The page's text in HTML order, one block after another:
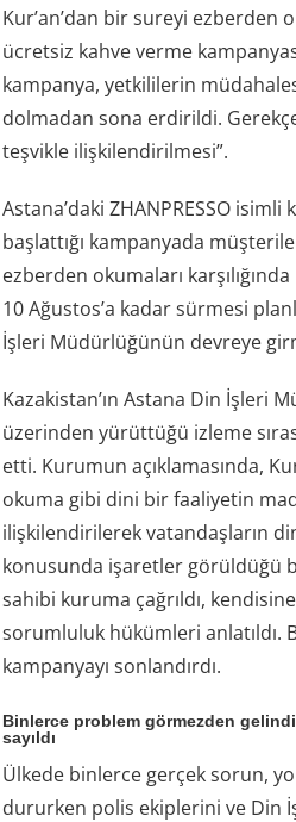
Kur’an’dan bir sureyi ezberden
ücretsiz kahve verme
kampanya, yetkililerin
dolmadan sona erdirildi.
teşvikle ilişkilendirilmesi”.
Astana’daki ZHANPRESSO
başlattığı kampanyada
ezberden okumaları
10 Ağustos’a kadar sürmesi
İşleri Müdürlüğünün devreye
Kazakistan’ın Astana Din İşleri
üzerinden yürüttüğü izleme
etti. Kurumun açıklamasında,
okuma gibi dini bir faaliyetin
ilişkilendirilerek vatandaşların
konusunda işaretler görüldüğü
sahibi kuruma çağrıldı,
sorumluluk hükümleri anlatıldı.
kampanyayı sonlandırdı.
Binlerce problem görmezden
sayıldı
Ülkede binlerce gerçek sorun,
dururken polis ekiplerini ve Din